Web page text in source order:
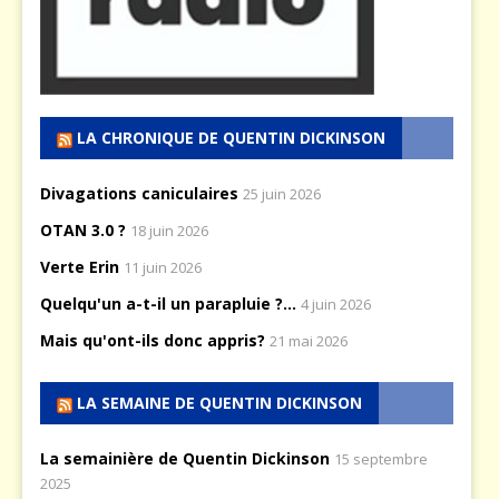
LA CHRONIQUE DE QUENTIN DICKINSON
Divagations caniculaires 25 juin 2026
OTAN 3.0 ? 18 juin 2026
Verte Erin 11 juin 2026
Quelqu'un a-t-il un parapluie ?... 4 juin 2026
Mais qu'ont-ils donc appris? 21 mai 2026
LA SEMAINE DE QUENTIN DICKINSON
La semainière de Quentin Dickinson 15 septembre
2025